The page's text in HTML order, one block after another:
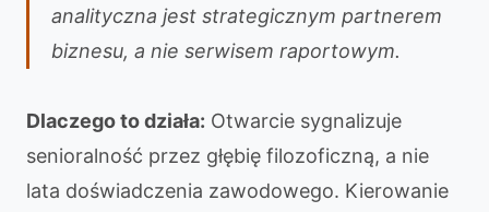
analityczna jest strategicznym partnerem
biznesu, a nie serwisem raportowym.
Dlaczego to działa: Otwarcie sygnalizuje
senioralność przez głębię filozoficzną, a nie
lata doświadczenia zawodowego. Kierowanie